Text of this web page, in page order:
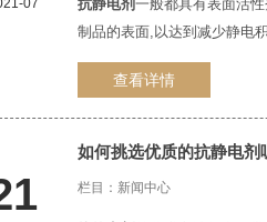
07 抗静电剂一般都具有表面活
制品的表面,以达到减少静电
查看详情
如何挑选优质的抗静电剂
栏目： 新闻中心